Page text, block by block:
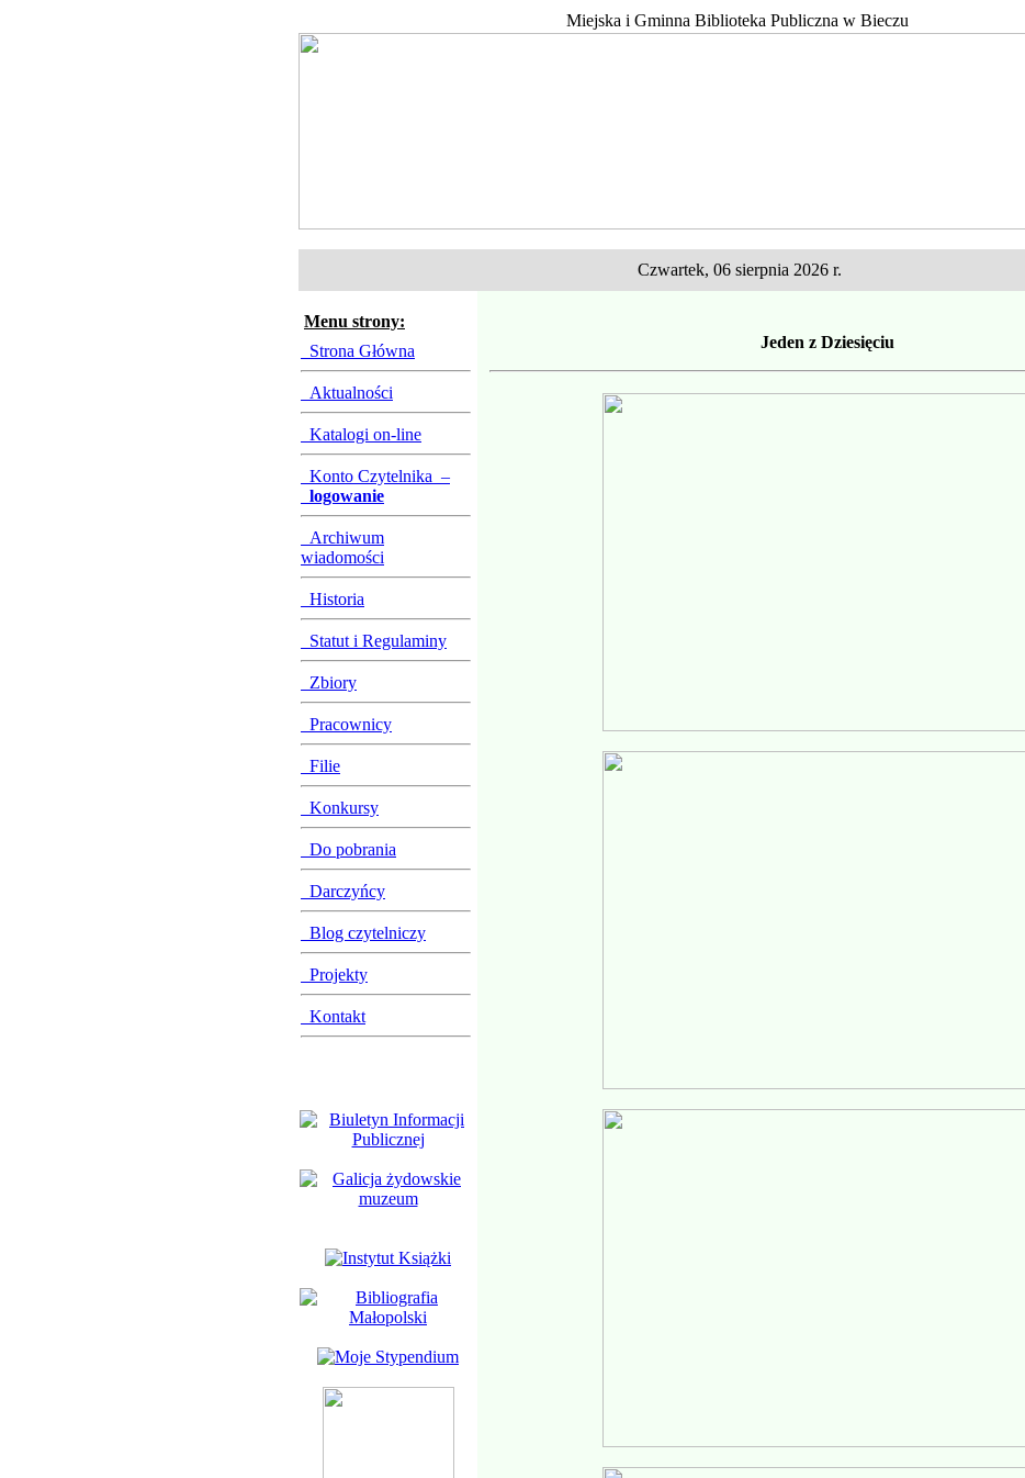
Miejska i Gminna Biblioteka Publiczna w Bieczu
Czwartek, 06 sierpnia 2026 r.
Menu strony:
Strona Główna
Aktualności
Katalogi on-line
Konto Czytelnika –
logowanie
Archiwum
wiadomości
Historia
Statut i Regulaminy
Zbiory
Pracownicy
Filie
Konkursy
Do pobrania
Darczyńcy
Blog czytelniczy
Projekty
Kontakt
Jeden z Dziesięciu